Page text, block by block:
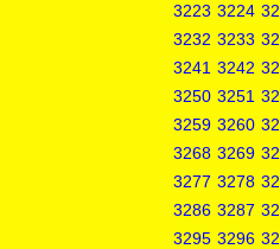
3223 3224
3232 3233
3241 3242
3250 3251
3259 3260
3268 3269
3277 3278
3286 3287
3295 3296